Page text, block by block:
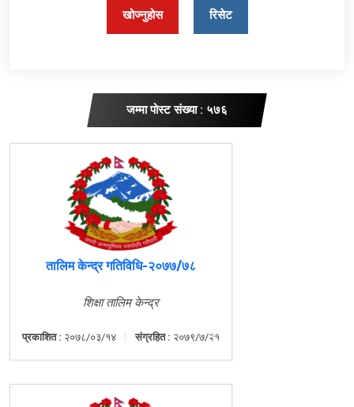
खोज्नुहोस रिसेट
जम्मा पोस्ट संख्या : ५७६
तालिम केन्द्र गतिविधि-२०७७/७८
शिक्षा तालिम केन्द्र
प्रकाशित : २०७८/०३/१४ संग्रहित : २०७९/७/२१